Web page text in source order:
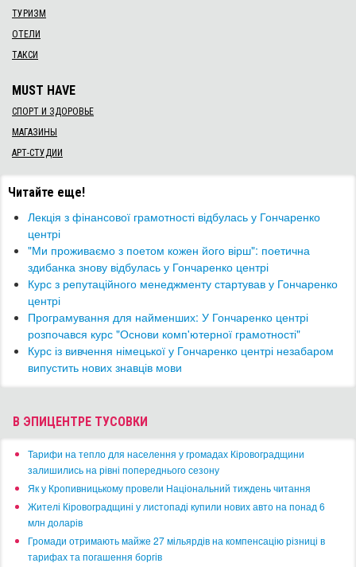
ТУРИЗМ
ОТЕЛИ
ТАКСИ
MUST HAVE
СПОРТ И ЗДОРОВЬЕ
МАГАЗИНЫ
АРТ-СТУДИИ
Читайте еще!
​Лекція з фінансової грамотності відбулась у Гончаренко
центрі
​"Ми проживаємо з поетом кожен його вірш": поетична
здибанка знову відбулась у Гончаренко центрі
Курс з репутаційного менеджменту стартував у Гончаренко
центрі
Програмування для найменших: У Гончаренко центрі
розпочався курс "Основи комп'ютерної грамотності"
​Курс із вивчення німецької у Гончаренко центрі незабаром
випустить нових знавців мови
В ЭПИЦЕНТРЕ ТУСОВКИ
​Тарифи на тепло для населення у громадах Кіровоградщини
залишились на рівні попереднього сезону
​Як у Кропивницькому провели Національний тиждень читання
​Жителі Кіровоградщині у листопаді купили нових авто на понад 6
млн доларів
​Громади отримають майже 27 мільярдів на компенсацію різниці в
тарифах та погашення боргів